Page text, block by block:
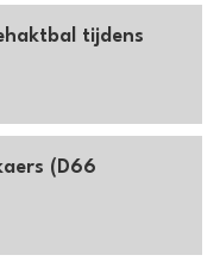
tijdens
(D66